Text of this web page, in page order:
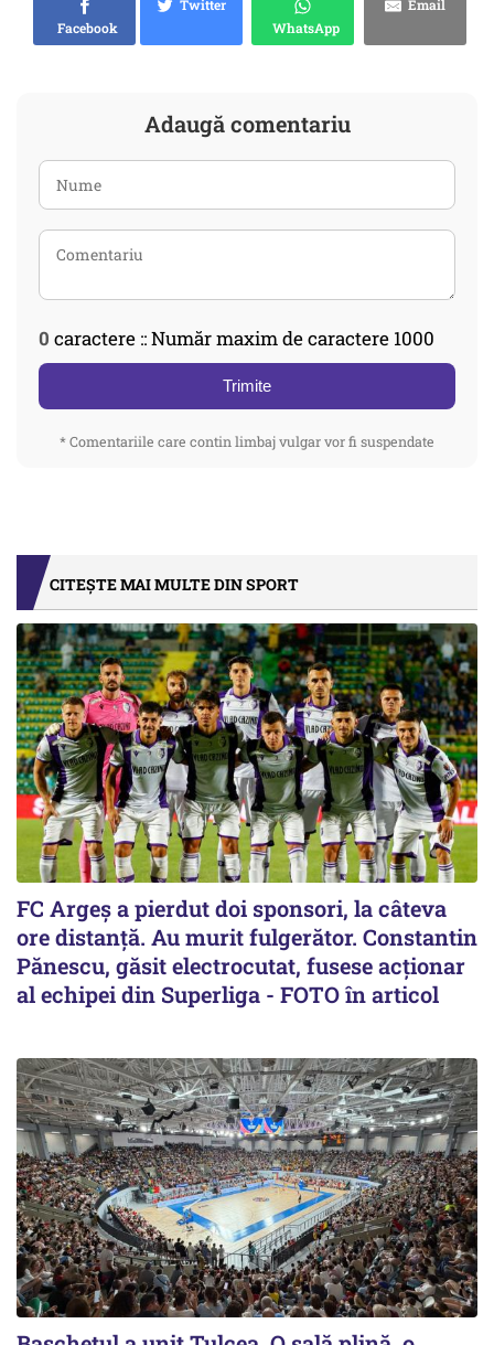
Facebook
Twitter
WhatsApp
Email
Adaugă comentariu
0 caractere :: Număr maxim de caractere 1000
Trimite
* Comentariile care contin limbaj vulgar vor fi suspendate
CITEȘTE MAI MULTE DIN SPORT
FC Argeș a pierdut doi sponsori, la câteva
ore distanță. Au murit fulgerător. Constantin
Pănescu, găsit electrocutat, fusese acționar
al echipei din Superliga - FOTO în articol